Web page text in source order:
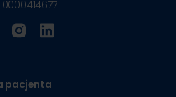
0000414677
pacjenta